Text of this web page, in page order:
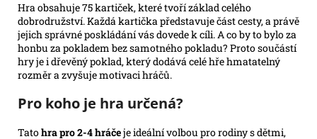
Hra obsahuje 75 kartiček, které tvoří základ celého
dobrodružství. Každá kartička představuje část cesty, a právě
jejich správné poskládání vás dovede k cíli. A co by to bylo za
honbu za pokladem bez samotného pokladu? Proto součástí
hry je i dřevěný poklad, který dodává celé hře hmatatelný
rozměr a zvyšuje motivaci hráčů.
Pro koho je hra určená?
Tatohra pro 2-4 hráčeje ideální volbou pro rodiny s dětmi,